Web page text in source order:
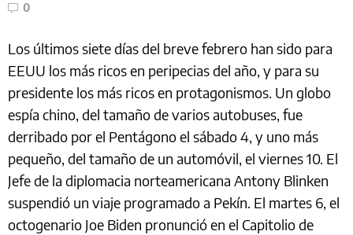
0
Los últimos siete días del breve febrero han sido para
EEUU los más ricos en peripecias del año, y para su
presidente los más ricos en protagonismos. Un globo
espía chino, del tamaño de varios autobuses, fue
derribado por el Pentágono el sábado 4, y uno más
pequeño, del tamaño de un automóvil, el viernes 10. El
Jefe de la diplomacia norteamericana Antony Blinken
suspendió un viaje programado a Pekín. El martes 6, el
octogenario Joe Biden pronunció en el Capitolio de